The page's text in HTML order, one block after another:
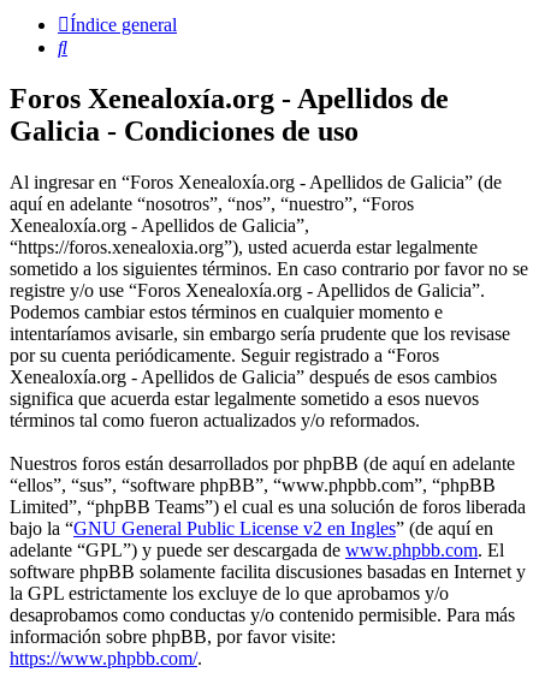
Índice general
Buscar
Foros Xenealoxía.org - Apellidos de
Galicia - Condiciones de uso
Al ingresar en “Foros Xenealoxía.org - Apellidos de Galicia” (de
aquí en adelante “nosotros”, “nos”, “nuestro”, “Foros
Xenealoxía.org - Apellidos de Galicia”,
“https://foros.xenealoxia.org”), usted acuerda estar legalmente
sometido a los siguientes términos. En caso contrario por favor no se
registre y/o use “Foros Xenealoxía.org - Apellidos de Galicia”.
Podemos cambiar estos términos en cualquier momento e
intentaríamos avisarle, sin embargo sería prudente que los revisase
por su cuenta periódicamente. Seguir registrado a “Foros
Xenealoxía.org - Apellidos de Galicia” después de esos cambios
significa que acuerda estar legalmente sometido a esos nuevos
términos tal como fueron actualizados y/o reformados.
Nuestros foros están desarrollados por phpBB (de aquí en adelante
“ellos”, “sus”, “software phpBB”, “www.phpbb.com”, “phpBB
Limited”, “phpBB Teams”) el cual es una solución de foros liberada
bajo la “GNU General Public License v2 en Ingles” (de aquí en
adelante “GPL”) y puede ser descargada de www.phpbb.com. El
software phpBB solamente facilita discusiones basadas en Internet y
la GPL estrictamente los excluye de lo que aprobamos y/o
desaprobamos como conductas y/o contenido permisible. Para más
información sobre phpBB, por favor visite:
https://www.phpbb.com/.